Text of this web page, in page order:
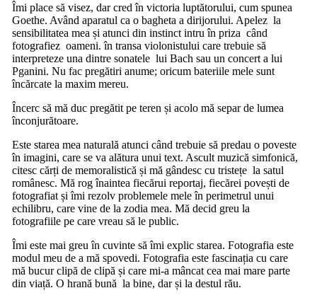
Îmi place să visez, dar cred în victoria luptătorului, cum spunea
Goethe. Având aparatul ca o bagheta a dirijorului. Apelez la
sensibilitatea mea și atunci din instinct intru în priza când
fotografiez oameni. în transa violonistului care trebuie să
interpreteze una dintre sonatele lui Bach sau un concert a lui
Pganini. Nu fac pregătiri anume; oricum bateriile mele sunt
încărcate la maxim mereu.
Încerc să mă duc pregătit pe teren și acolo mă separ de lumea
înconjurătoare.
Este starea mea naturală atunci când trebuie să predau o poveste
în imagini, care se va alătura unui text. Ascult muzică simfonică,
citesc cărți de memoralistică și mă gândesc cu tristețe la satul
românesc. Mă rog înaintea fiecărui reportaj, fiecărei povești de
fotografiat și îmi rezolv problemele mele în perimetrul unui
echilibru, care vine de la zodia mea. Mă decid greu la
fotografiile pe care vreau să le public.
Îmi este mai greu în cuvinte să îmi explic starea. Fotografia este
modul meu de a mă spovedi. Fotografia este fascinația cu care
mă bucur clipă de clipă și care mi-a mâncat cea mai mare parte
din viață. O hrană bună la bine, dar și la destul rău.